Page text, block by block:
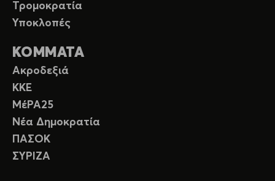
Τρομοκρατία
Υποκλοπές
ΚΟΜΜΑΤΑ
Ακροδεξιά
ΚΚΕ
ΜέΡΑ25
Νέα Δημοκρατία
ΠΑΣΟΚ
ΣΥΡΙΖΑ